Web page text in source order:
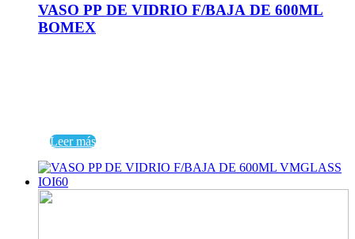
VASO PP DE VIDRIO F/BAJA DE 600ML
BOMEX
Leer más